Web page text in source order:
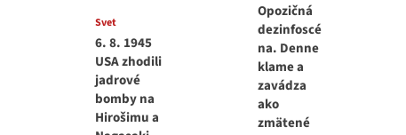
Svet
6. 8. 1945
USA zhodili
jadrové
bomby na
Hirošimu a
Opozičná
dezinfoscé
na. Denne
klame a
zavádza
ako
zmätené